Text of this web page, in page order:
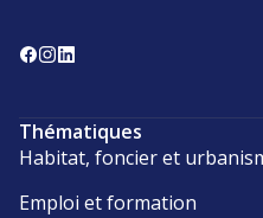
Thématiques
Habitat, foncier et
Emploi et formation